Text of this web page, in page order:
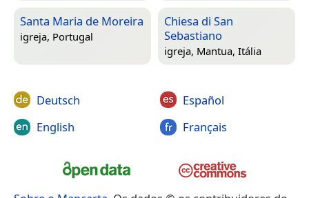
Santa Maria de Moreira
igreja, Portugal
Chiesa di San
Sebastiano
igreja, Mantua, Itália
Deutsch
English
Español
Français